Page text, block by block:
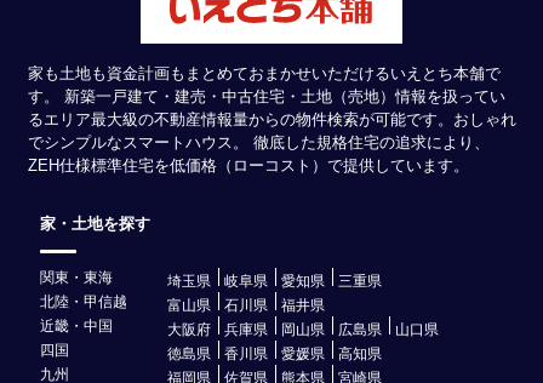
家も土地も資金計画もまとめておまかせいただけるいえとち本舗で
す。 新築一戸建て・建売・中古住宅・土地（売地）情報を扱ってい
るエリア最大級の不動産情報量からの物件検索が可能です。おしゃれ
でシンプルなスマートハウス。 徹底した規格住宅の追求により、
ZEH仕様標準住宅を低価格（ローコスト）で提供しています。
家・土地を探す
関東・東海 埼玉県 岐阜県 愛知県
三重県
北陸・甲信越
富山県 石川県
福井県
近畿・中国
大阪府 兵庫県 岡山県 広島県
山口県
四国
徳島県 香川県 愛媛県
高知県
九州
福岡県 佐賀県 熊本県 宮崎県